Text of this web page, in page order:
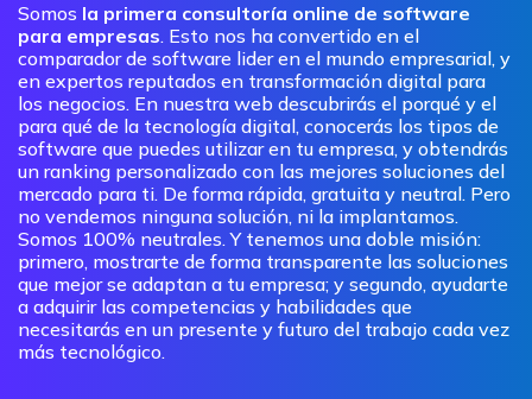
Somos la primera consultoría online de software
para empresas. Esto nos ha convertido en el
comparador de software lider en el mundo empresarial, y
en expertos reputados en transformación digital para
los negocios. En nuestra web descubrirás el porqué y el
para qué de la tecnología digital, conocerás los tipos de
software que puedes utilizar en tu empresa, y obtendrás
un ranking personalizado con las mejores soluciones del
mercado para ti. De forma rápida, gratuita y neutral. Pero
no vendemos ninguna solución, ni la implantamos.
Somos 100% neutrales. Y tenemos una doble misión:
primero, mostrarte de forma transparente las soluciones
que mejor se adaptan a tu empresa; y segundo, ayudarte
a adquirir las competencias y habilidades que
necesitarás en un presente y futuro del trabajo cada vez
más tecnológico.